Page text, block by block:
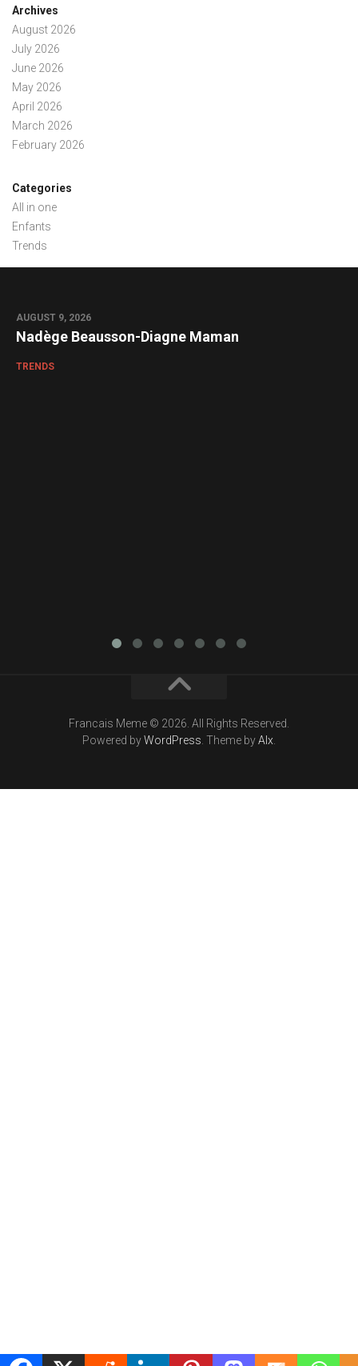
Archives
August 2026
July 2026
June 2026
May 2026
April 2026
March 2026
February 2026
Categories
All in one
Enfants
Trends
AUGUST 9, 2026
Nadège Beausson-Diagne Maman
TRENDS
Francais Meme © 2026. All Rights Reserved.
Powered byWordPress . Theme byAlx